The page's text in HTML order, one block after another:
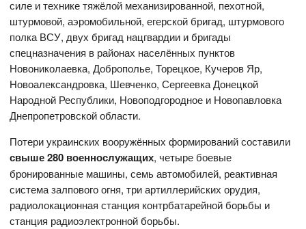
силе и технике тяжёлой механизированной, пехотной,
штурмовой, аэромобильной, егерской бригад, штурмового
полка ВСУ, двух бригад нацгвардии и бригады
спецназначения в районах населённых пунктов
Новониколаевка, Доброполье, Торецкое, Кучеров Яр,
Новоалександровка, Шевченко, Сергеевка Донецкой
Народной Республики, Новоподгородное и Новопавловка
Днепропетровской области.
Потери украинских вооружённых формирований составили
свыше 280 военнослужащих, четыре боевые
бронированные машины, семь автомобилей, реактивная
система залпового огня, три артиллерийских орудия,
радиолокационная станция контрбатарейной борьбы и
станция радиоэлектронной борьбы.